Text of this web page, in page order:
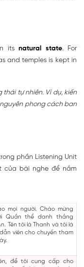
in itsnatural state. For
and temples is kept in
tự nhiên. Ví dụ, kiến
phong cách ban
phần Listening Unit
của bài nghe để nắm
mọi người. Chào mừng
Quần thể danh thắng
Tên tôi là Thanh và tôi là
viên cho chuyến tham
để tôi cung cấp cho